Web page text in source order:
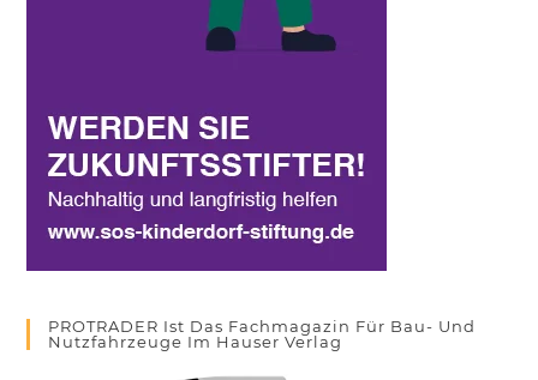
PROTRADER Ist Das Fachmagazin Für Bau- Und
Nutzfahrzeuge Im Hauser Verlag